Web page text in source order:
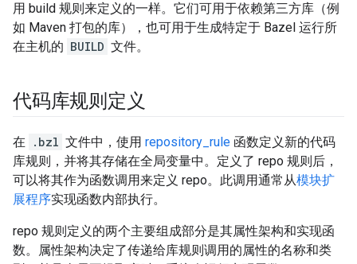
用 build 规则来定义的一样。它们可用于依赖第三方库（例
如 Maven 打包的库），也可用于生成特定于 Bazel 运行所
在主机的 BUILD 文件。
代码库规则定义
在 .bzl 文件中，使用 repository_rule 函数定义新的代码
库规则，并将其存储在全局变量中。定义了 repo 规则后，
可以将其作为函数调用来定义 repo。此调用通常从模块扩
展程序实现函数内部执行。
repo 规则定义的两个主要组成部分是其属性架构和实现函
数。属性架构决定了传递给库规则调用的属性的名称和类